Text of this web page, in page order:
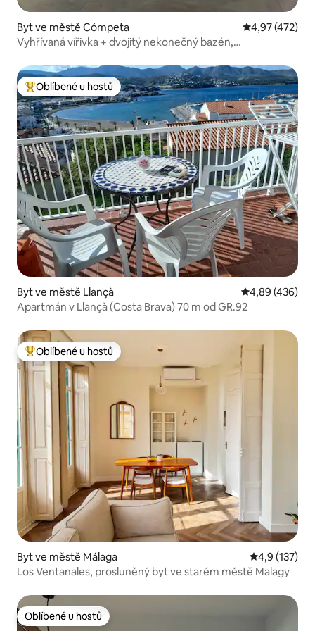
Byt ve městě Cómpeta Průměrné
4,97 (472)
Vyhřívaná vířivka + dvojitý nekonečný bazén,
Nejlepší v kategorii Oblíbené u hostů
Oblíbené u hostů
Byt ve městě Llançà Průměrné
4,89 (436)
Apartmán v Llançà (Costa Brava) 70 m od GR.92
Nejlepší v kategorii Oblíbené u hostů
Oblíbené u hostů
Byt ve městě Málaga Průměrné
4,9 (137)
Los Ventanales, prosluněný byt ve starém městě Malagy
Oblíbené u hostů
Oblíbené u hostů